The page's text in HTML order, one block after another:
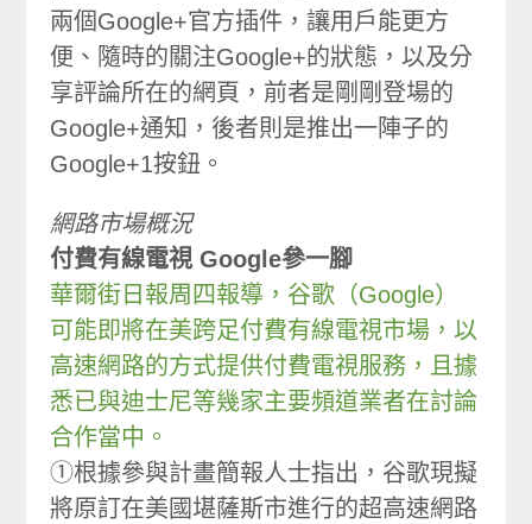
兩個Google+官方插件，讓用戶能更方
便、隨時的關注Google+的狀態，以及分
享評論所在的網頁，前者是剛剛登場的
Google+通知，後者則是推出一陣子的
Google+1按鈕。
網路市場概況
付費有線電視 Google參一腳
華爾街日報周四報導，谷歌（Google）
可能即將在美跨足付費有線電視市場，以
高速網路的方式提供付費電視服務，且據
悉已與迪士尼等幾家主要頻道業者在討論
合作當中。
①根據參與計畫簡報人士指出，谷歌現擬
將原訂在美國堪薩斯市進行的超高速網路